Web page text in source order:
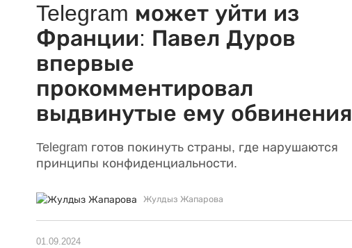
Telegram может уйти из
Франции: Павел Дуров
впервые
прокомментировал
выдвинутые ему обвинения
Telegram готов покинуть страны, где нарушаются
принципы конфиденциальности.
Жулдыз Жапарова
01.09.2024